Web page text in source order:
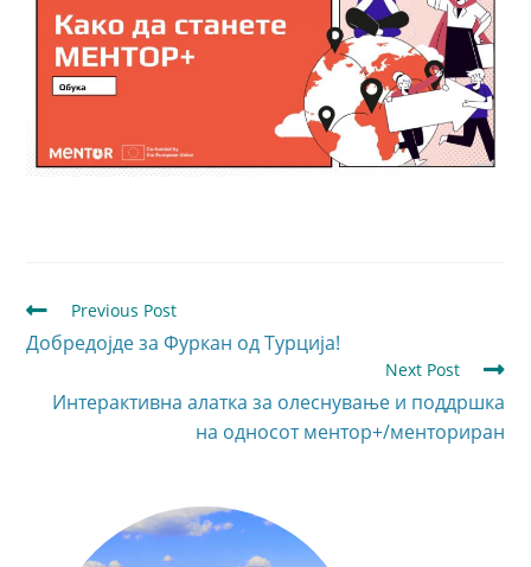
Previous Post
Добредојде за Фуркан од Турција!
Next Post
Интерактивна алатка за олеснување и поддршка
на односот ментор+/менториран